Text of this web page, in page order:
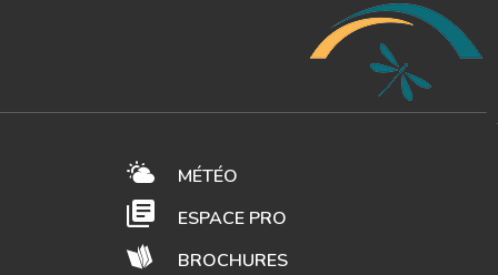
MÉTÉO
ESPACE PRO
BROCHURES